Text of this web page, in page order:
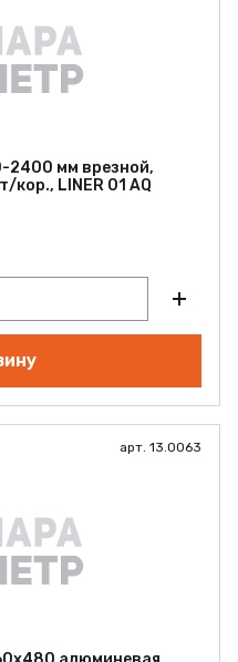
2400 мм врезной,
LINER 01 AQ
арт. 13.0063